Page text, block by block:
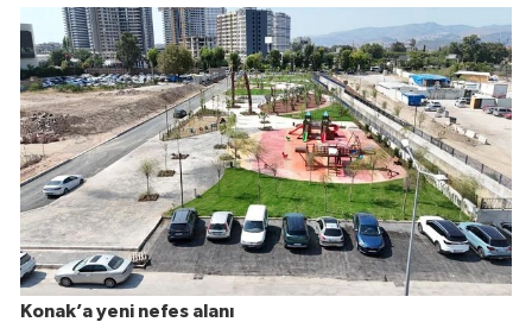
Konak’a yeni nefes alanı